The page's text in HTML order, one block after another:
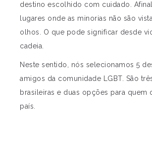
destino escolhido com cuidado.
lugares onde as minorias não são
olhos. O que pode significar desde
cadeia.
Neste sentido, nós selecionamos 5
amigos da comunidade LGBT. São
brasileiras e duas opções para quem
país.